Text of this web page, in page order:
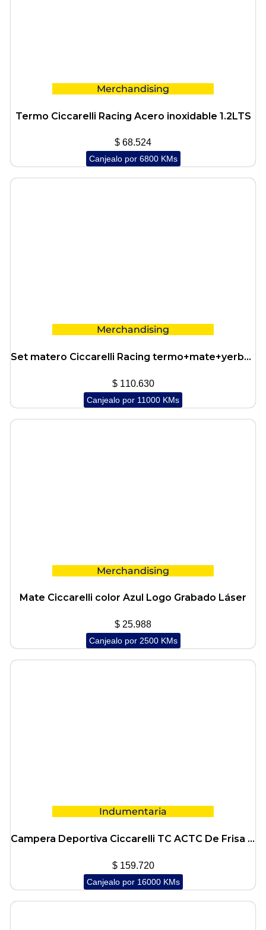
Merchandising
Termo Ciccarelli Racing Acero inoxidable 1.2LTS
$ 68.524
Canjealo por 6800 KMs
Merchandising
Set matero Ciccarelli Racing termo+mate+yerbera
$110.630
Canjealo por 11000 KMs
Merchandising
Mate Ciccarelli color Azul Logo Grabado Láser
$ 25.988
Canjealo por 2500 KMs
Indumentaria
Campera Deportiva Ciccarelli TC ACTC De Frisa – Talles mM-L-XL-XXL-XXXL – Ciccarelli
$159.720
Canjealo por 16000 KMs